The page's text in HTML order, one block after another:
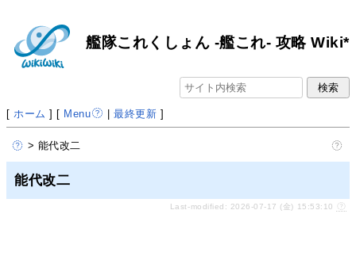
艦隊これくしょん -艦これ- 攻略 Wiki*
[ ホーム ] [ Menu |最終更新 ]
> 能代改二
能代改二
Last-modified: 2026-07-17 (金) 15:53:10